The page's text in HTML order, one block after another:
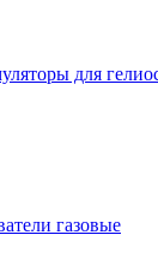
для
газовые